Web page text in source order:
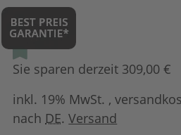
Sie sparen derzeit 309,00 €
inkl. 19% MwSt. ,
nach DE.Versand